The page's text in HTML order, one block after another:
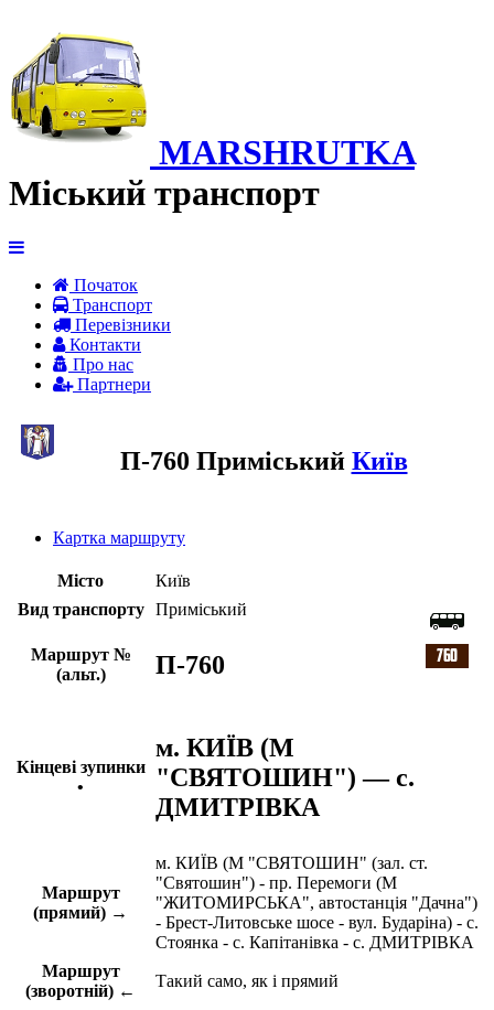
MARSHRUTKA
Міський транспорт
Початок
Транспорт
Перевiзники
Контакти
Про нас
Партнери
П-760 Приміський Київ
Картка маршруту
Місто
Київ
Вид транспорту
Приміський
Маршрут №
(альт.)
П-760
Кінцеві зупинки
•
м. КИЇВ (М
"СВЯТОШИН") — с.
ДМИТРІВКА
Маршрут
(прямий) →
м. КИЇВ (М "СВЯТОШИН" (зал. ст.
"Святошин") - пр. Перемоги (М
"ЖИТОМИРСЬКА", автостанція "Дачна")
- Брест-Литовське шосе - вул. Бударіна) - с.
Стоянка - с. Капітанівка - с. ДМИТРІВКА
Маршрут
(зворотній) ←
Такий само, як і прямий